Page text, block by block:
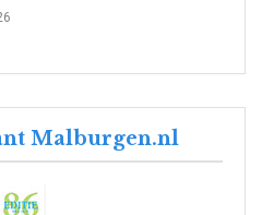
Malburgen.nl